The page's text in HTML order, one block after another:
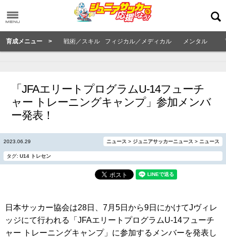
育成メニュー > 戦術／スキル フィジカル／メディカル メンタル
「JFAエリートプログラムU-14フューチ
ャー トレーニングキャンプ」参加メンバ
ー発表！
2023.06.29 ニュース > ジュニアサッカーニュース > ニュース
タグ: U14 トレセン
日本サッカー協会は28日、7月5日から9日にかけてJヴィレ
ッジにて行われる「JFAエリートプログラムU-14フューチ
ャー トレーニングキャンプ」に参加するメンバーを発表し